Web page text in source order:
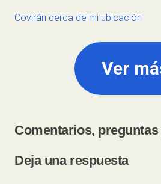
Covirán cerca de mi ubicación
Ver
Comentarios,
Deja una respuesta